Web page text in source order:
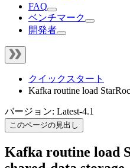
FAQ
ベンチマーク
開発者
クイックスタート
Kafka routine load
バージョン: Latest-4.1
このページの見出し
Kafka routine load